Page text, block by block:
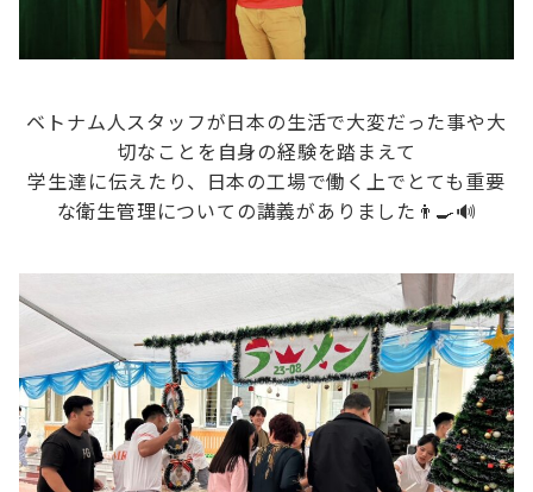
ベトナム人スタッフが日本の生活で大変だった事や大
切なことを自身の経験を踏まえて
学生達に伝えたり、日本の工場で働く上でとても重要
な衛生管理についての講義がありました👨‍🍳🔊